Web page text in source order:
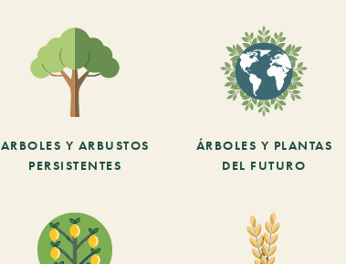
ARBOLES Y ARBUSTOS
PERSISTENTES
ÁRBOLES Y PLANTAS
DEL FUTURO